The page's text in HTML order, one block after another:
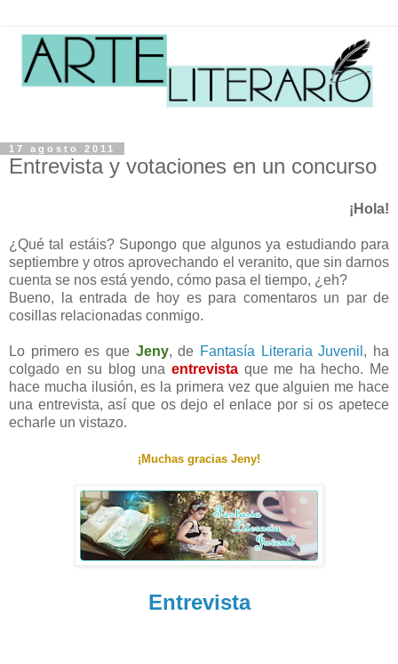
17 agosto 2011
Entrevista y votaciones en un concurso
¡Hola!
¿Qué tal estáis? Supongo que algunos ya estudiando para
septiembre y otros aprovechando el veranito, que sin darnos
cuenta se nos está yendo, cómo pasa el tiempo, ¿eh?
Bueno, la entrada de hoy es para comentaros un par de
cosillas relacionadas conmigo.
Lo primero es que Jeny, de Fantasía Literaria Juvenil , ha
colgado en su blog una entrevista que me ha hecho. Me
hace mucha ilusión, es la primera vez que alguien me hace
una entrevista, así que os dejo el enlace por si os apetece
echarle un vistazo.
¡Muchas gracias Jeny!
Entrevista